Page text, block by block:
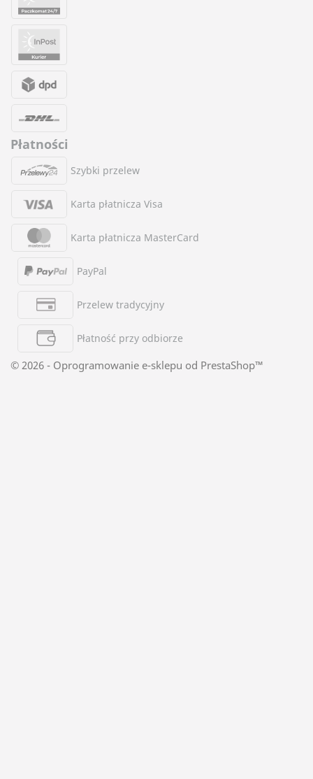
Płatności
Szybki przelew
Karta płatnicza Visa
Karta płatnicza MasterCard
PayPal
Przelew tradycyjny
Płatność przy odbiorze
© 2026 - Oprogramowanie e-sklepu od PrestaShop™